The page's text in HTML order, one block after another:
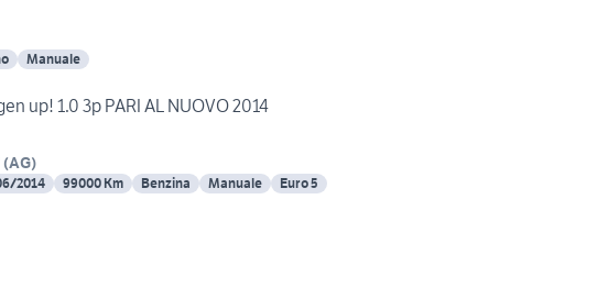
Manuale
up! 1.0 3p PARI AL NUOVO 2014
(AG)
2014 99000 Km Benzina Manuale Euro 5